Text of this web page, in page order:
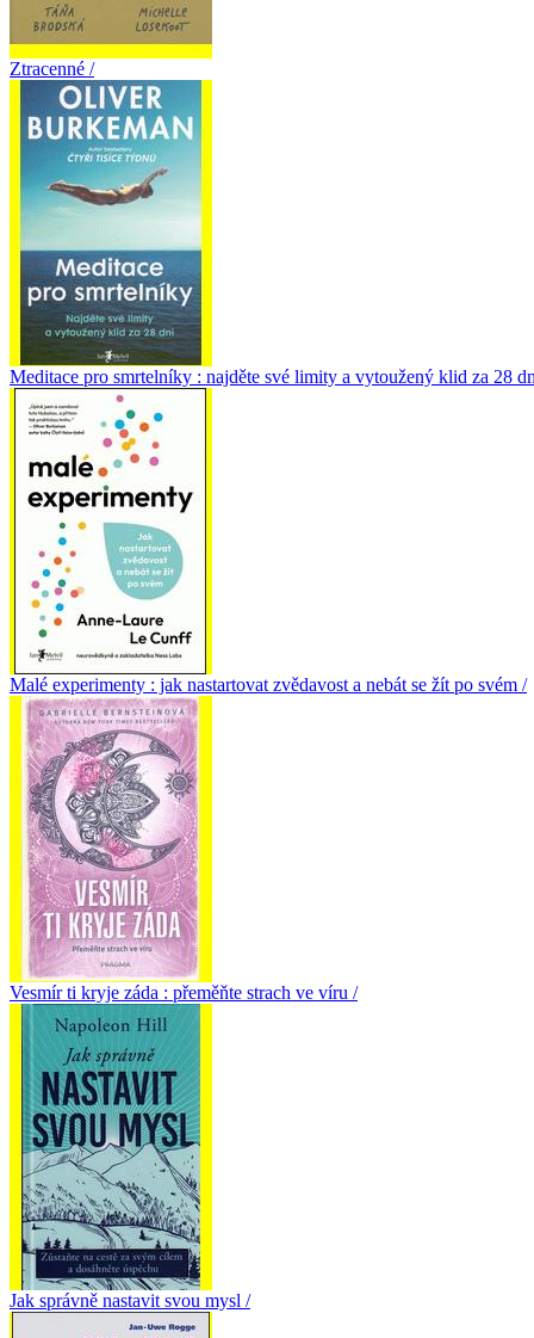
Ztracenné /
Meditace pro smrtelníky : najděte své limity a vytoužený klid za 28
Malé experimenty : jak nastartovat zvědavost a nebát se žít po svém /
Vesmír ti kryje záda : přeměňte strach ve víru /
Jak správně nastavit svou mysl /